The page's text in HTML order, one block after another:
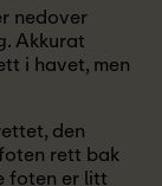
nedover
Akkurat
i havet, men
den
rett bak
foten er litt